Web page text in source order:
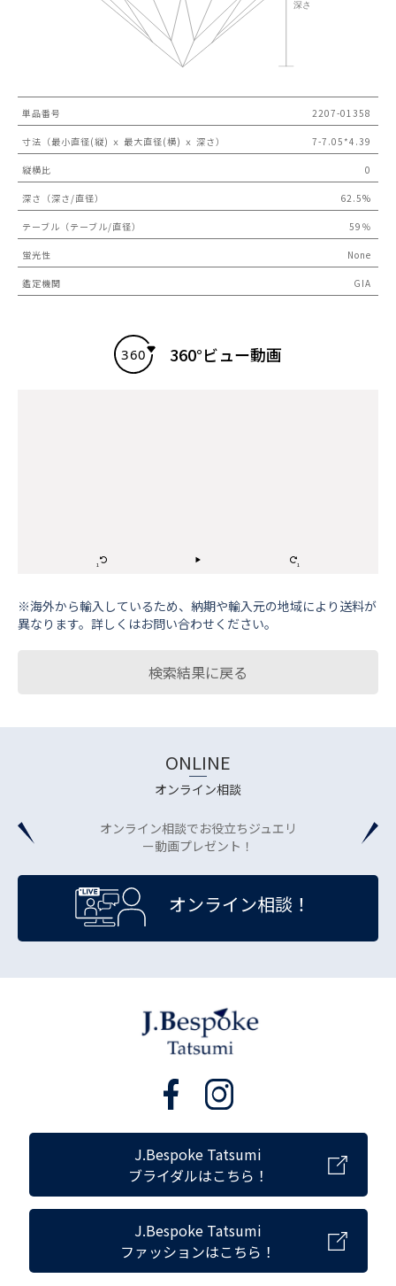
単品番号 2207-01358
寸法（最小直径(縦) ｘ 最大直径(横) ｘ 深さ） 7-7.05*4.39
縦横比 0
深さ（深さ/直径） 62.5%
テーブル（テーブル/直径） 59％
蛍光性 None
鑑定機関 GIA
360°ビュー動画
※海外から輸⼊しているため、納期や輸⼊元の地域により送料が
異なります。詳しくはお問い合わせください。
検索結果に戻る
ONLINE
オンライン相談
オンライン相談でお役立ちジュエリ
ー動画プレゼント！
オンライン相談！
J.Bespoke Tatsumi
ブライダルはこちら！
J.Bespoke Tatsumi
ファッションはこちら！